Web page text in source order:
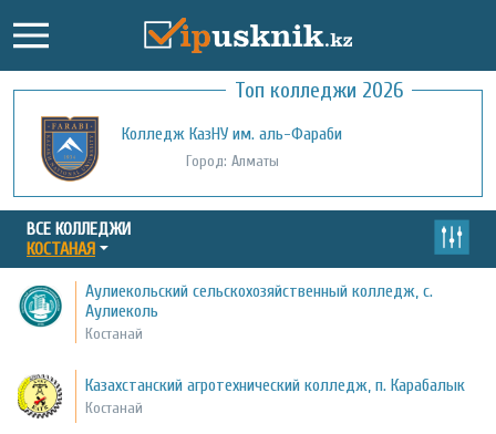
Топ колледжи 2026
Колледж КазНУ им. аль-Фараби
Город: Алматы
ВСЕ КОЛЛЕДЖИ
КОСТАНАЯ
Аулиекольский сельскохозяйственный колледж, с.
Аулиеколь
Костанай
Казахстанский агротехнический колледж, п. Карабалык
Костанай